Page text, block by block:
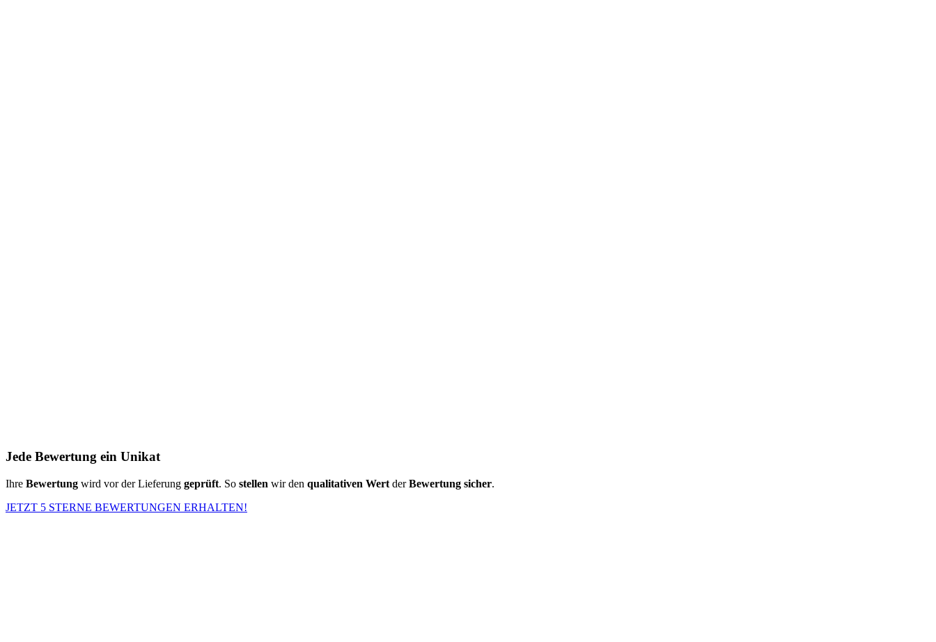
Jede Bewertung ein Unikat
Ihre Bewertung wird vor der Lieferung geprüft. So stellen wir den qualitativen Wert derBewertung sicher.
JETZT 5 STERNE BEWERTUNGEN ERHALTEN!